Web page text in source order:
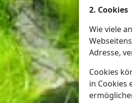
2. Cookies
Wie viele
Adresse,
Cookies
in Cookies